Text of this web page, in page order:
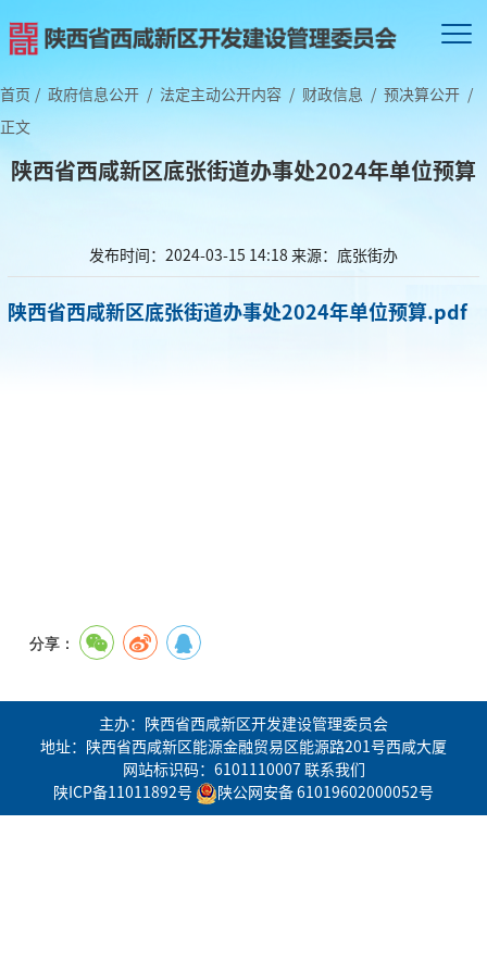
首页 / 政府信息公开 / 法定主动公开内容 / 财政信息 / 预决算公开 /
正文
陕西省西咸新区底张街道办事处2024年单位预算
发布时间：2024-03-15 14:18 来源：底张街办
陕西省西咸新区底张街道办事处2024年单位预算.pdf
分享：
主办：陕西省西咸新区开发建设管理委员会
地址：陕西省西咸新区能源金融贸易区能源路201号西咸大厦
网站标识码：6101110007 联系我们
陕ICP备11011892号
陕公网安备 61019602000052号